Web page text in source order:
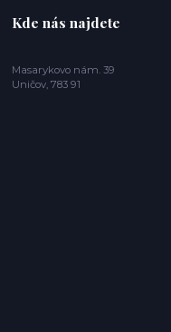
Kde nás najdete
Masarykovo nám. 39
Uničov, 783 91